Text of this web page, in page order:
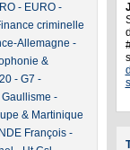
- EURO-
criminelle
Allemagne -
&
- G7 -
Gaullisme -
& Martinique
François-